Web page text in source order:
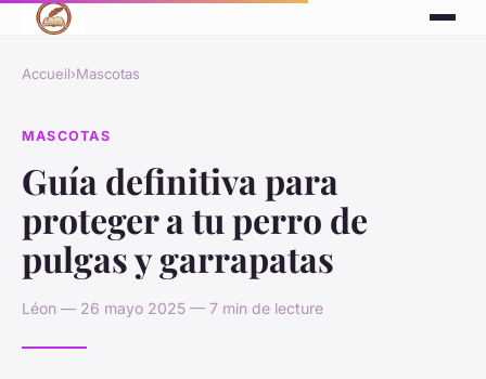
Accueil›Mascotas
MASCOTAS
Guía definitiva para
proteger a tu perro de
pulgas y garrapatas
Léon — 26 mayo 2025 — 7 min de lecture